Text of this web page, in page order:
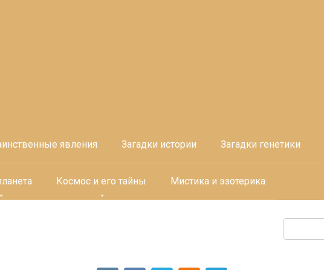
явления Загадки истории Загадки генетики
Космос и его тайны Мистика и эзотерика